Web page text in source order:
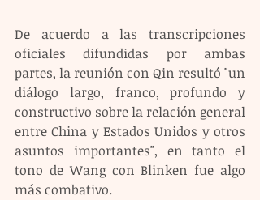
De acuerdo a las transcripciones
oficiales difundidas por ambas
partes, la reunión con Qin resultó "un
diálogo largo, franco, profundo y
constructivo sobre la relación general
entre China y Estados Unidos y otros
asuntos importantes", en tanto el
tono de Wang con Blinken fue algo
más combativo.